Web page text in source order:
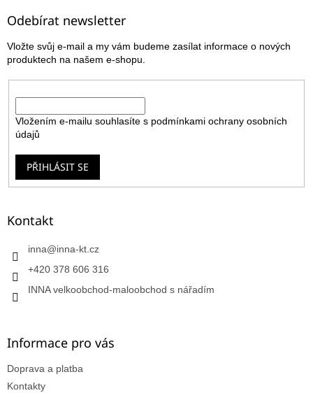
Odebírat newsletter
Vložte svůj e-mail a my vám budeme zasílat informace o nových
produktech na našem e-shopu.
Vložením e-mailu souhlasíte s podmínkami ochrany osobních
údajů
PŘIHLÁSIT SE
Kontakt
inna@inna-kt.cz
+420 378 606 316
INNA velkoobchod-maloobchod s nářadím
Informace pro vás
Doprava a platba
Kontakty